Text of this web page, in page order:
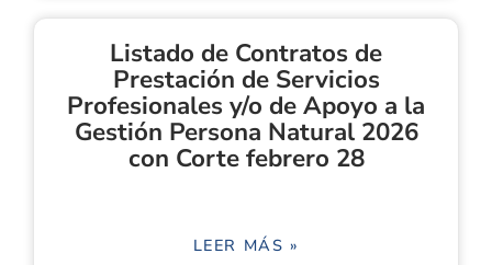
Listado de Contratos de
Prestación de Servicios
Profesionales y/o de Apoyo a la
Gestión Persona Natural 2026
con Corte febrero 28
LEER MÁS »